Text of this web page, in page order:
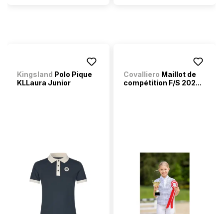
Kingsland Polo Pique
KLLaura Junior
Covalliero Maillot de
compétition F/S 202...